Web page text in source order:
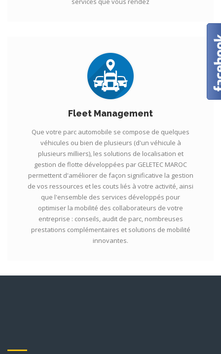
Fleet Management
Que votre parc automobile se compose de quelques
véhicules ou bien de plusieurs (d'un véhicule à
plusieurs milliers), les solutions de localisation et
gestion de flotte développées par GELETEC MAROC
permettent d'améliorer de façon significative la gestion
de vos ressources et les couts liés à votre activité, ainsi
que l'ensemble des services développés pour
optimiser la mobilité des collaborateurs de votre
entreprise : conseils, audit de parc, nombreuses
prestations complémentaires et solutions de mobilité
innovantes.